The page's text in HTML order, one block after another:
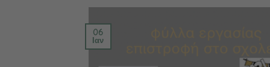
06
Ιαν